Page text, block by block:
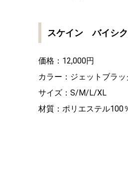
スケイン バイシ
価格：12,000円
カラー：ジェットブラッ
サイズ：S/M/L/XL
材質：ポリエステル100